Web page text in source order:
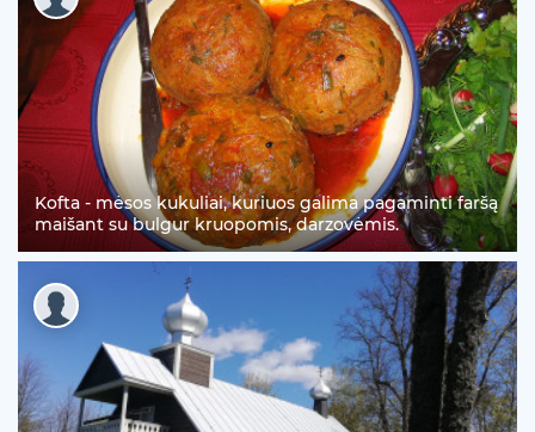
Kofta - mėsos kukuliai, kuriuos galima pagaminti faršą
maišant su bulgur kruopomis, darzovėmis.